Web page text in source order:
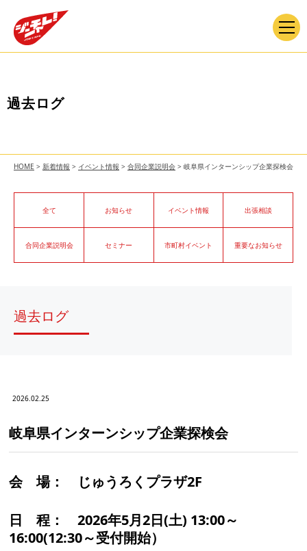
過去ログ
HOME > 新着情報 > イベント情報 > 合同企業説明会 > 岐阜県インターンシップ企業探検会
全て お知らせ イベント情報 出張相談
合同企業説明会 セミナー 市町村イベント 重要なお知らせ
過去ログ
2026.02.25
岐阜県インターンシップ企業探検会
会 場： じゅうろくプラザ2F
日 程：
2026年5月2日(土) 13:00～
16:00(12:30～受付開始）